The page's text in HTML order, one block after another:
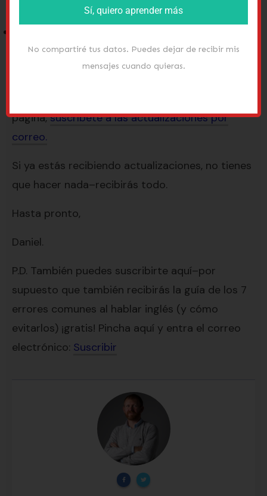
hora de hacer la entrevista.
página,suscríbete a las actualizaciones por
correo.
Si ya estás recibiendo actualizaciones, no tienes
que hacer nada–recibirás todo.
Hasta pronto,
Daniel.
P.D. También puedes suscribirte aquí–por
supuesto que también recibirás la guía de los 7
errores comunes al hablar inglés (y cómo
evitarlos) ¡gratis! Pincha aquí y entra el correo
electrónico: Suscribir
Sí, quiero aprender más
No compartiré tus datos. Puedes dejar de recibir mis
mensajes cuando quieras.